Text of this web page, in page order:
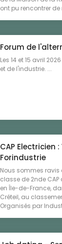
ont pu rencontrer de
Forum de
Les 14 et 15 avril
et de l'industrie. ...
CAP Electricien
Forindustrie
Nous sommes ravis
classe de 2nde CAP
en Île-de-France,
Créteil, au
Organisés par